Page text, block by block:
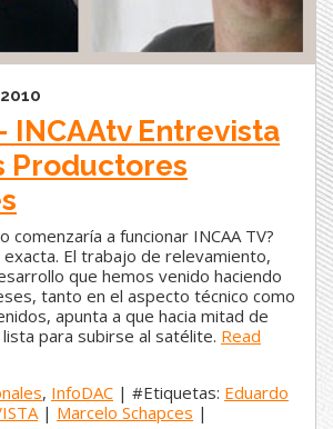
INCAAtv Entrevista
Productores
comenzaría a funcionar INCAA TV?
exacta. El trabajo de relevamiento,
que hemos venido haciendo
tanto en el aspecto técnico como
apunta a que hacia mitad de
para subirse al satélite. Read
, InfoDAC | #Etiquetas: Eduardo
| Marcelo Schapces |